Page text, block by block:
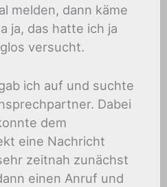
melden, dann käme
ja, das hatte ich ja
versucht.
ich auf und suchte
Dabei
dem
eine Nachricht
zeitnah zunächst
einen Anruf und